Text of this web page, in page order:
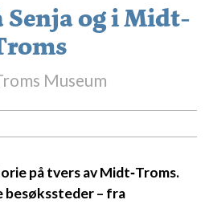
Senja og i Midt-
Museum
på tvers av Midt‑Troms.
besøkssteder – fra